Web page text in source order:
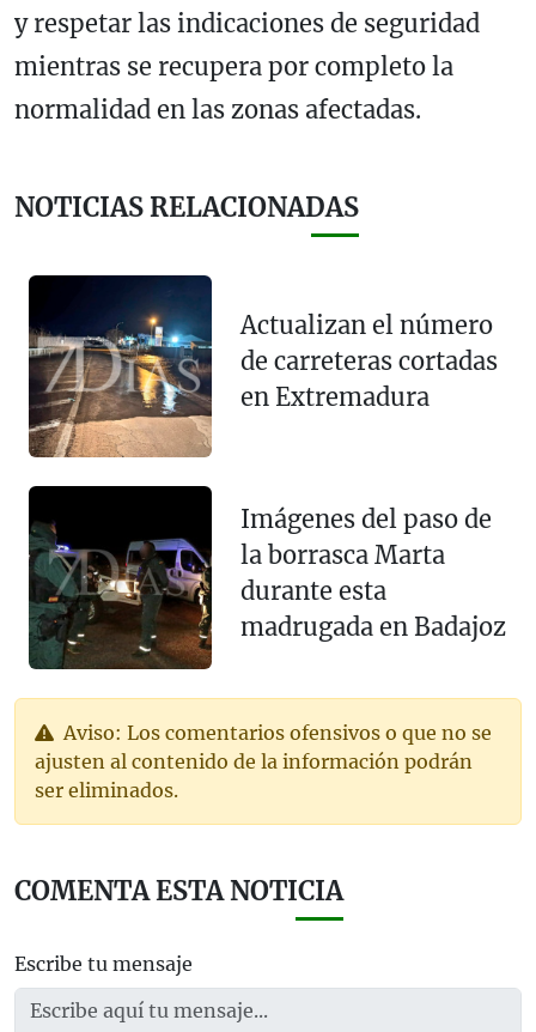
y respetar las indicaciones de seguridad
mientras se recupera por completo la
normalidad en las zonas afectadas.
NOTICIAS RELACIONADAS
Actualizan el número
de carreteras cortadas
en Extremadura
Imágenes del paso de
la borrasca Marta
durante esta
madrugada en Badajoz
Aviso: Los comentarios ofensivos o que no se
ajusten al contenido de la información podrán
ser eliminados.
COMENTA ESTA NOTICIA
Escribe tu mensaje